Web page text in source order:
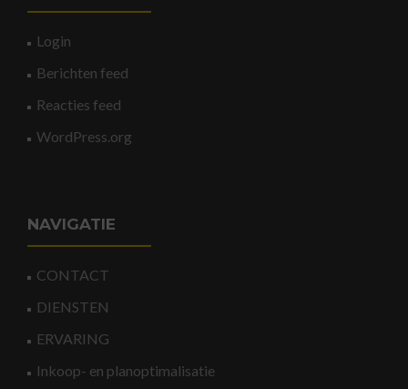
Login
Berichten feed
Reacties feed
WordPress.org
NAVIGATIE
CONTACT
DIENSTEN
ERVARING
Inkoop- en planoptimalisatie